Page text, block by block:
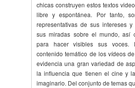
chicas construyen estos textos
libre y espontánea. Por tanto,
representativas de sus intereses y
sus miradas sobre el mundo, así
para hacer visibles sus voces.
contenido temático de los vídeos
evidencia una gran variedad de
la influencia que tienen el cine y
imaginario. Del conjunto de temas